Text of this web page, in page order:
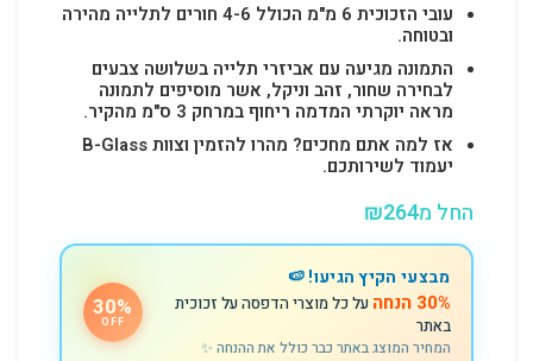
עובי הזכוכית 6 מ"מ הכולל 4-6 חורים לתלייה מהירה
ובטוחה.
התמונה מגיעה עם אביזרי תלייה בשלושה צבעים
לבחירה שחור, זהב וניקל, אשר מוסיפים לתמונה
מראה יוקרתי המדמה ריחוף במרחק 3 ס"מ מהקיר.
אז למה אתם מחכים? מהרו להזמין וצוות B-Glass
יעמוד לשירותכם.
החל מ ₪264
מבצעי הקיץ הגיעו! 🍉
30% הנחה
על כל מוצרי הדפסה על זכוכית
באתר
המחיר המוצג באתר כבר כולל את ההנחה ✨
30%
OFF